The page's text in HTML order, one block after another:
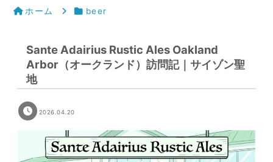
ホーム beer
Sante Adairius Rustic Ales Oakland
Arbor（オークランド）訪問記｜サイゾン聖
地
2026.04.20